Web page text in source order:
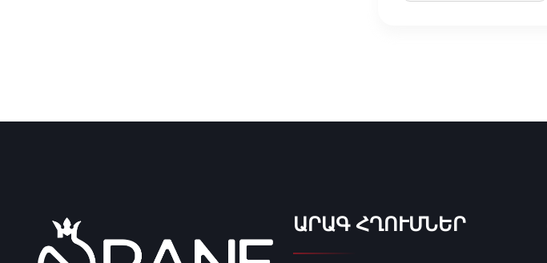
ԱՐԱԳ ՀՂՈՒՄՆԵՐ